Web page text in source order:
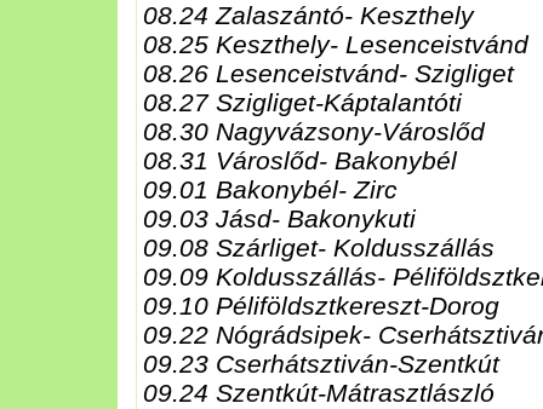
08.24 Zalaszántó- Keszthely
08.25 Keszthely- Lesenceistvánd
08.26 Lesenceistvánd- Szigliget
08.27 Szigliget-Káptalantóti
08.30 Nagyvázsony-Városlőd
08.31 Városlőd- Bakonybél
09.01 Bakonybél- Zirc
09.03 Jásd- Bakonykuti
09.08 Szárliget- Koldusszállás
09.09 Koldusszállás-
09.10 Péliföldsztkereszt-Dorog
09.22 Nógrádsipek-
09.23 Cserhátsztiván-Szentkút
09.24 Szentkút-Mátrasztlászló